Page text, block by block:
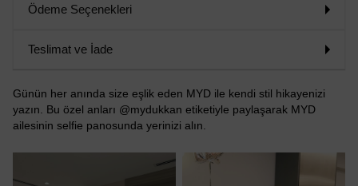
Ödeme Seçenekleri
Teslimat ve İade
Günün her anında size eşlik eden MYD ile kendi stil hikayenizi
yazın. Bu özel anları @mydukkan etiketiyle paylaşarak MYD
ailesinin selfie panosunda yerinizi alın.